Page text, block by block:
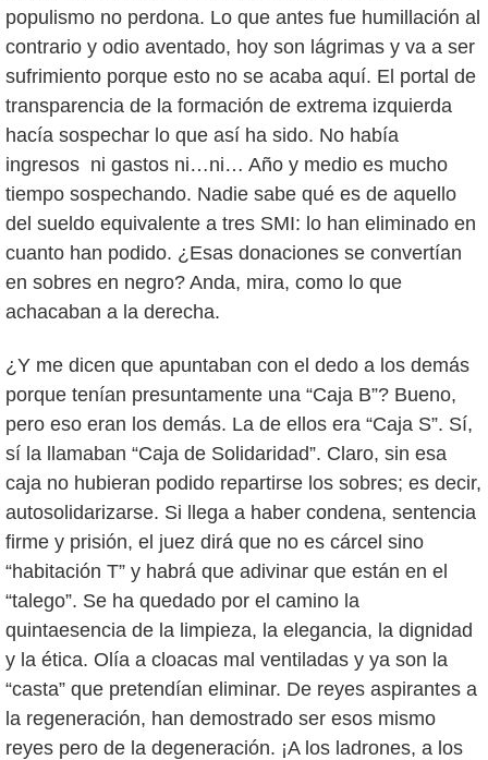
populismo no perdona. Lo que antes fue humillación al
contrario y odio aventado, hoy son lágrimas y va a ser
sufrimiento porque esto no se acaba aquí. El portal de
transparencia de la formación de extrema izquierda
hacía sospechar lo que así ha sido. No había
ingresos ni gastos ni…ni… Año y medio es mucho
tiempo sospechando. Nadie sabe qué es de aquello
del sueldo equivalente a tres SMI: lo han eliminado en
cuanto han podido. ¿Esas donaciones se convertían
en sobres en negro? Anda, mira, como lo que
achacaban a la derecha.
¿Y me dicen que apuntaban con el dedo a los demás
porque tenían presuntamente una “Caja B”? Bueno,
pero eso eran los demás. La de ellos era “Caja S”. Sí,
sí la llamaban “Caja de Solidaridad”. Claro, sin esa
caja no hubieran podido repartirse los sobres; es decir,
autosolidarizarse. Si llega a haber condena, sentencia
firme y prisión, el juez dirá que no es cárcel sino
“habitación T” y habrá que adivinar que están en el
“talego”. Se ha quedado por el camino la
quintaesencia de la limpieza, la elegancia, la dignidad
y la ética. Olía a cloacas mal ventiladas y ya son la
“casta” que pretendían eliminar. De reyes aspirantes a
la regeneración, han demostrado ser esos mismo
reyes pero de la degeneración. ¡A los ladrones, a los